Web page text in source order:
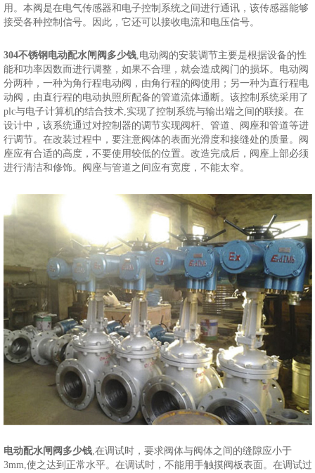
用。本阀是在电气传感器和电子控制系统之间进行通讯，该传感器能够
接受各种控制信号。因此，它还可以接收电流和电压信号。
304不锈钢电动配水闸阀多少钱,电动阀的安装调节主要是根据设备的性
能和功率因数而进行调整，如果不合理，就会造成阀门的损坏。电动阀
分两种，一种为角行程电动阀，由角行程的阀使用；另一种为直行程电
动阀，由直行程的电动执照所配备的管道流体通断。该控制系统采用了
plc与电子计算机的结合技术,实现了控制系统与输出端之间的联接。在
设计中，该系统通过对控制器的调节实现阀杆、管道、阀座和管道等进
行调节。在改装过程中，要注意阀体的表面光滑度和接缝处的质量。阀
座应有合适的高度，不要使用较低的位置。改造完成后，阀座上部必须
进行清洁和修饰。阀座与管道之间应有宽度，不能太窄。
电动配水闸阀多少钱,在调试时，要求阀体与阀体之间的缝隙应小于
3mm,使之达到正常水平。在调试时，不能用手触摸阀板表面。在调试过